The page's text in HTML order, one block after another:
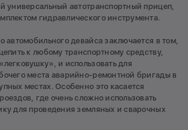
универсальный автотранспортный прицеп,
гидравлического инструмента.
автомобильного девайса заключается в том,
к любому транспортному средству,
и использовать для
места аварийно-ремонтной бригады в
местах. Особенно это касается
где очень сложно использовать
для проведения земляных и сварочных